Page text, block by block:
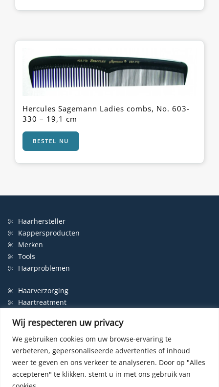
Wij respecteren uw privacy
We gebruiken cookies om uw browse-ervaring te
verbeteren, gepersonaliseerde advertenties of inhoud
weer te geven en ons verkeer te analyseren. Door op "Alles
accepteren" te klikken, stemt u in met ons gebruik van
Hercules Sagemann Ladies combs, No. 603-
330 – 19,1 cm
BESTEL NU
Haarhersteller
Kappersproducten
Merken
Tools
Haarproblemen
Haarverzorging
Haartreatment
Styling
Shampoo
Haarverf
Permanente haarverf
Semi-permanente haarverf